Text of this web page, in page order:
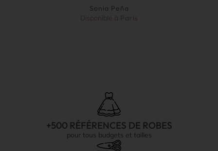
Sonia Peña
Disponible à Paris
+500 RÉFÉRENCES DE ROBES
pour tous budgets et tailles